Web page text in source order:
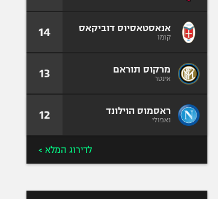
אנאסטאסיוס דוביקאס
קומו 14
מרקוס תוראם
אינטר 13
ראסמוס הוילונד
נאפולי 12
לדירוג המלא >